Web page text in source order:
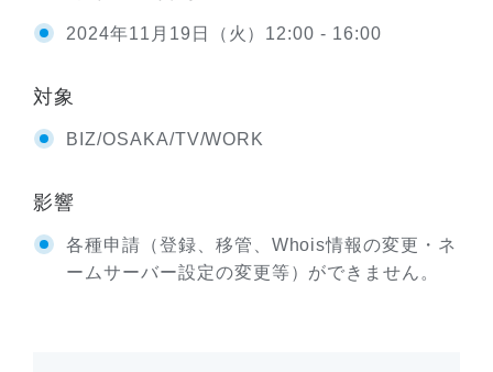
2024年11月19日（火）12:00 - 16:00
対象
BIZ/OSAKA/TV/WORK
影響
各種申請（登録、移管、Whois情報の変更・ネ
ームサーバー設定の変更等）ができません。